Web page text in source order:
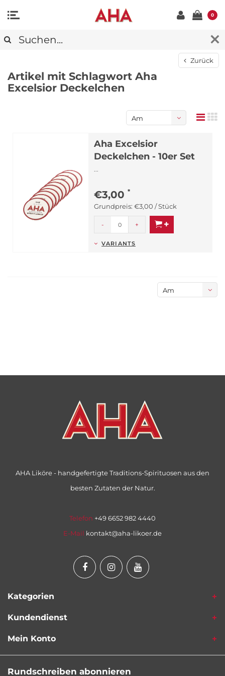
0
Zurück
Artikel mit Schlagwort Aha
Excelsior Deckelchen
Am
angesehen
Aha Excelsior
Deckelchen - 10er Set
...
€3,00 *
Grundpreis: €3,00 / Stück
- +
VARIANTS
Am
AHA Liköre - handgefertigte Traditions-Spirituosen aus den
besten Zutaten der Natur.
Telefon +49 6652 982 4440
E-Mail kontakt@aha-likoer.de
Kategorien
Kundendienst
Mein Konto
Rundschreiben abonnieren